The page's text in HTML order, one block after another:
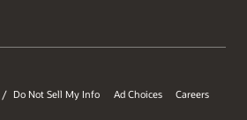
/ Do Not Sell My Info Ad Choices Careers